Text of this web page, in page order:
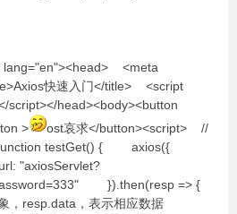
lang="en"><head> <meta
快速入门</title> <script
script></head><body><button
>
ost哀求</button><script> //
function testGet() { axios({
}).then(resp => {
resp.data，表示相应数据